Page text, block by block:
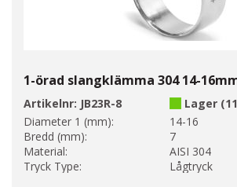
1-örad slangklämma 304 14-
Artikelnr: JB23R-8
Lager
Diameter 1 (mm):
14-16
Bredd (mm):
7
Material:
AISI 304
Tryck Type:
Lågtryck